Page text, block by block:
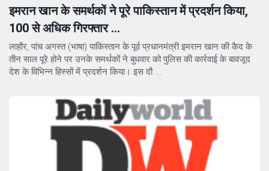
इमरान खान के समर्थकों ने पूरे पाकिस्तान में प्रदर्शन किया,
100 से अधिक गिरफ्तार ...
लाहौर, पांच अगस्त (भाषा) पाकिस्तान के पूर्व प्रधानमंत्री इमरान खान की कैद के
तीन साल पूरे होने पर उनके समर्थकों ने बुधवार को पुलिस की कार्रवाई के बावजूद
देश के विभिन्न हिस्सों में प्रदर्शन किया। इस दौ ...